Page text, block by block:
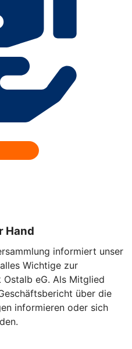
Hand
informiert unser
Wichtige zur
eG. Als Mitglied
über die
informieren oder sich